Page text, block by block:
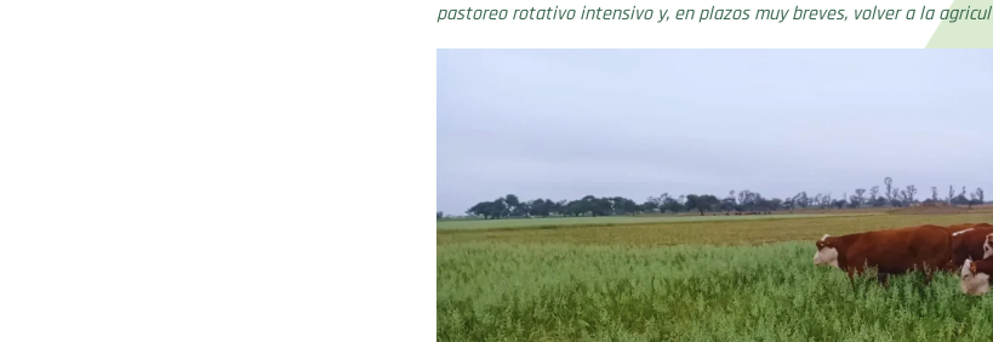
pastoreo rotativo intensivo y, en plazos muy breves, volver a la